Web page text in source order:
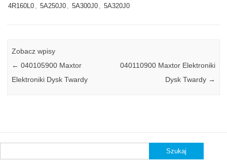
4R160L0 , 5A250J0 , 5A300J0 , 5A320J0
Zobacz wpisy
← 040105900 Maxtor
Elektroniki Dysk Twardy
040110900 Maxtor Elektroniki
Dysk Twardy →